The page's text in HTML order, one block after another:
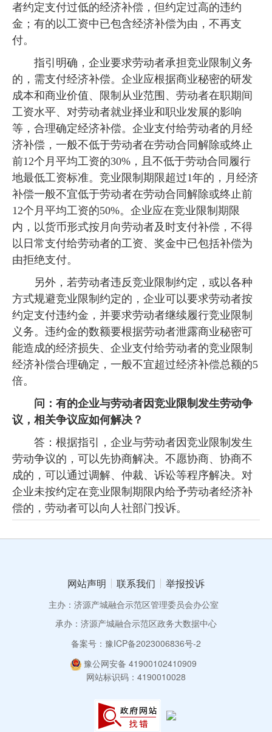
者约定支付过低的经济补偿，但约定过高的违约
金；有的以工资中已包含经济补偿为由，不再支
付。
指引明确，企业要求劳动者承担竞业限制义务
的，需支付经济补偿。企业应根据商业秘密的研发
成本和商业价值、限制从业范围、劳动者在职期间
工资水平、对劳动者就业择业和职业发展的影响
等，合理确定经济补偿。企业支付给劳动者的月经
济补偿，一般不低于劳动者在劳动合同解除或终止
前12个月平均工资的30%，且不低于劳动合同履行
地最低工资标准。竞业限制期限超过1年的，月经济
补偿一般不宜低于劳动者在劳动合同解除或终止前
12个月平均工资的50%。企业应在竞业限制期限
内，以货币形式按月向劳动者及时支付补偿，不得
以日常支付给劳动者的工资、奖金中已包括补偿为
由拒绝支付。
另外，若劳动者违反竞业限制约定，或以各种
方式规避竞业限制约定的，企业可以要求劳动者按
约定支付违约金，并要求劳动者继续履行竞业限制
义务。违约金的数额要根据劳动者泄露商业秘密可
能造成的经济损失、企业支付给劳动者的竞业限制
经济补偿合理确定，一般不宜超过经济补偿总额的5
倍。
问：有的企业与劳动者因竞业限制发生劳动争
议，相关争议应如何解决？
答：根据指引，企业与劳动者因竞业限制发生
劳动争议的，可以先协商解决。不愿协商、协商不
成的，可以通过调解、仲裁、诉讼等程序解决。对
企业未按约定在竞业限制期限内给予劳动者经济补
偿的，劳动者可以向人社部门投诉。
网站声明 联系我们 举报投诉
主办：济源产城融合示范区管理委员会办公室
承办：济源产城融合示范区政务大数据中心
备案号：豫ICP备2023006836号-2
豫公网安备 41900102410909
网站标识码：4190010028